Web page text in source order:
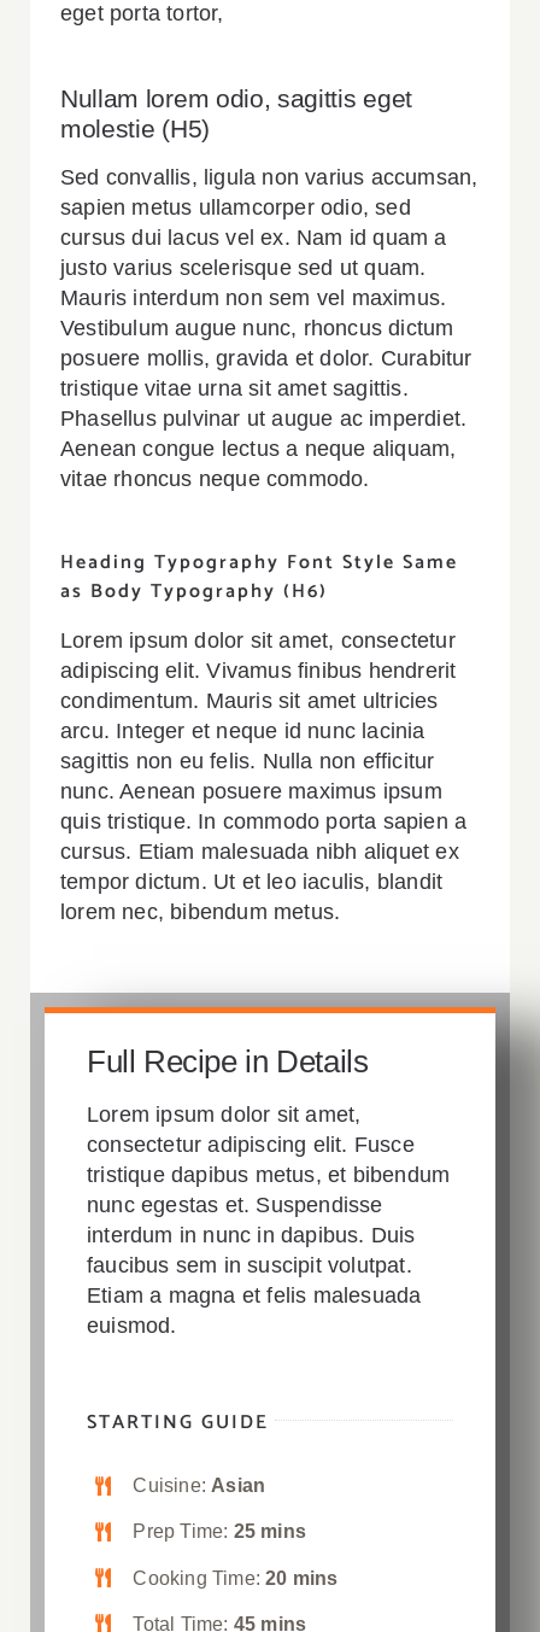
eget porta tortor,
Nullam lorem odio, sagittis eget
molestie (H5)
Sed convallis, ligula non varius accumsan,
sapien metus ullamcorper odio, sed
cursus dui lacus vel ex. Nam id quam a
justo varius scelerisque sed ut quam.
Mauris interdum non sem vel maximus.
Vestibulum augue nunc, rhoncus dictum
posuere mollis, gravida et dolor. Curabitur
tristique vitae urna sit amet sagittis.
Phasellus pulvinar ut augue ac imperdiet.
Aenean congue lectus a neque aliquam,
vitae rhoncus neque commodo.
Heading Typography Font Style Same
as Body Typography (H6)
Lorem ipsum dolor sit amet, consectetur
adipiscing elit. Vivamus finibus hendrerit
condimentum. Mauris sit amet ultricies
arcu. Integer et neque id nunc lacinia
sagittis non eu felis. Nulla non efficitur
nunc. Aenean posuere maximus ipsum
quis tristique. In commodo porta sapien a
cursus. Etiam malesuada nibh aliquet ex
tempor dictum. Ut et leo iaculis, blandit
lorem nec, bibendum metus.
Full Recipe in Details
Lorem ipsum dolor sit amet,
consectetur adipiscing elit. Fusce
tristique dapibus metus, et bibendum
nunc egestas et. Suspendisse
interdum in nunc in dapibus. Duis
faucibus sem in suscipit volutpat.
Etiam a magna et felis malesuada
euismod.
STARTING GUIDE
Cuisine: Asian
Prep Time: 25 mins
Cooking Time:20 mins
Total Time: 45 mins